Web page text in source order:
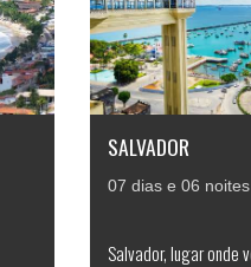
SALVADOR
07 dias e 06 noites
Salvador, lugar onde